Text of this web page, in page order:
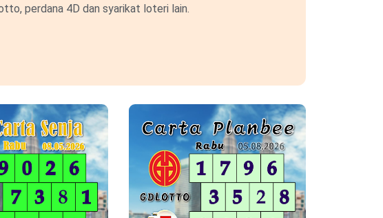
perdana 4D dan syarikat loteri lain.